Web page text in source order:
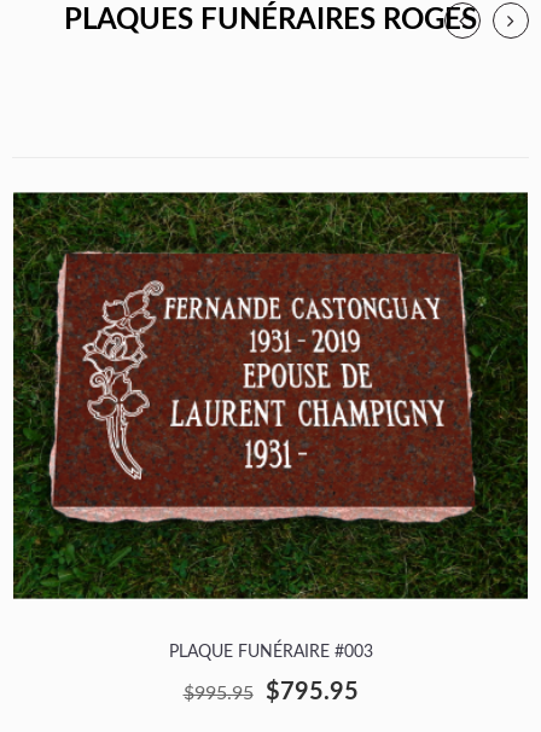
PLAQUES FUNÉRAIRES ROGES
PLAQUE FUNÉRAIRE #003
$995.95 $795.95